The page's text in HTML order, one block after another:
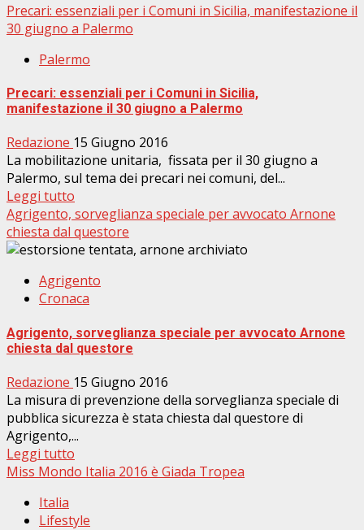
Precari: essenziali per i Comuni in Sicilia, manifestazione il
30 giugno a Palermo
Palermo
Precari: essenziali per i Comuni in Sicilia,
manifestazione il 30 giugno a Palermo
Redazione 15 Giugno 2016
La mobilitazione unitaria, fissata per il 30 giugno a
Palermo, sul tema dei precari nei comuni, del...
Leggi tutto
Agrigento, sorveglianza speciale per avvocato Arnone
chiesta dal questore
Agrigento
Cronaca
Agrigento, sorveglianza speciale per avvocato Arnone
chiesta dal questore
Redazione 15 Giugno 2016
La misura di prevenzione della sorveglianza speciale di
pubblica sicurezza è stata chiesta dal questore di
Agrigento,...
Leggi tutto
Miss Mondo Italia 2016 è Giada Tropea
Italia
Lifestyle